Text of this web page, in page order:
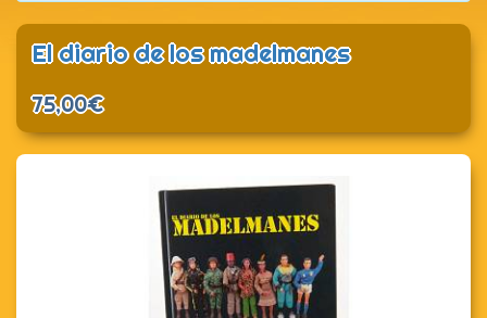
El diario de los madelmanes
75,00€